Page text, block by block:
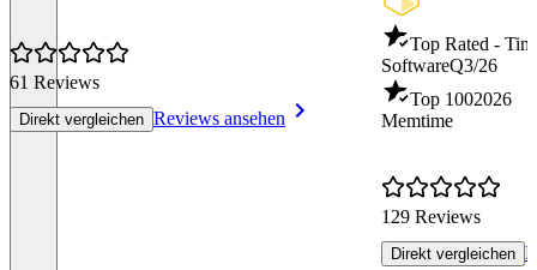
61 Reviews
Direkt vergleichen Reviews ansehen
Top Rated -
SoftwareQ3/26
Top 1002026
Memtime
129 Reviews
Direkt vergleichen